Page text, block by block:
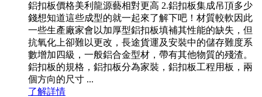
鋁扣板價格美利龍源藝相對更高 2.鋁扣板集成吊頂多少
錢想知道這些成型的就一起來了解下吧！材質較軟因此
一些生產廠家會以加厚型鋁扣板填補其性能的缺失，但
抗氧化上卻難以更改，長途貨運及安裝中的儲存難度系
數增加四級，一般鋁合金型材，帶有其他物質的殘渣。
鋁扣板的規格，鋁扣板分為家裝，鋁扣板工程用板，兩
個方向的尺寸 ...
了解詳情